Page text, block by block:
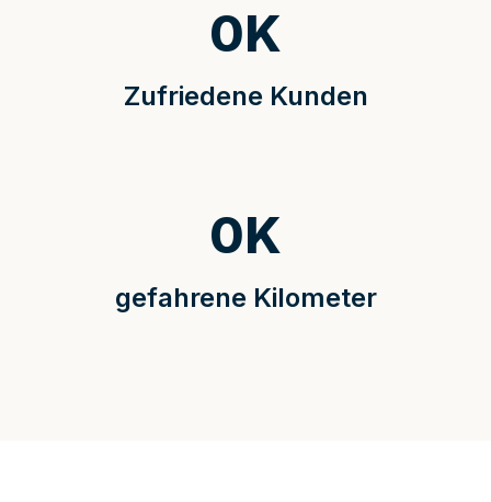
Zufriedene Kunden
0K
gefahrene Kilometer
0K